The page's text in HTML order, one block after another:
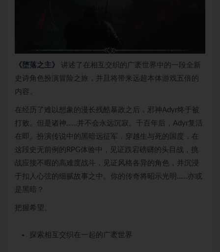
《堕落之主》
讲述了在相互交织的广袤世界中的一段全新
史诗角色扮演冒险之旅，并且将带来远超本体游戏五倍的
内容。
在经历了难以想象的漫长残酷暴政之后，邪神Adyr终于被
打败。但是诸神……并不会永远沉寂。千百年后，Adyr复活
在即。扮演传说中的黑暗远征军，穿越生与死的国度，在
这段史无前例的RPG体验中，见证跌宕磅礴的头目战，挑
战应接不暇的高难度战斗，见证风格各异的角色，并沉浸
于扣人心弦的细腻故事之中。你的传奇将昭示光明……亦或
是黑暗？
把握希望。
探索相互交织在一起的广袤世界